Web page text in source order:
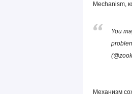
Mechanism,
You
Механизм